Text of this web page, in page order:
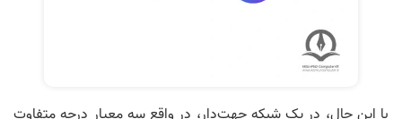
با این حال، در یک شبکه جهت‌دار، در واقع سه معیار درجه متفاوت